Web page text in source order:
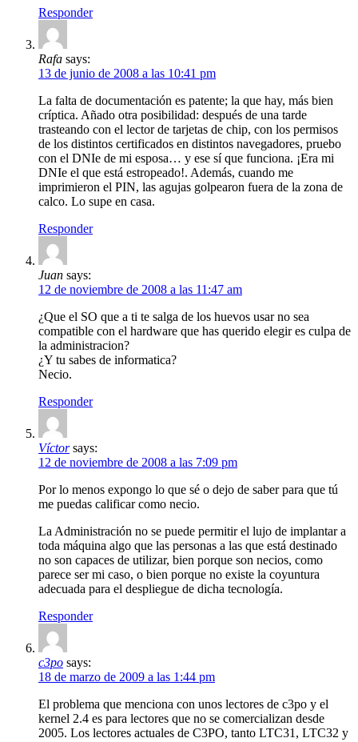
Responder
Rafa says:
13 de junio de 2008 a las 10:41 pm
La falta de documentación es patente; la que hay, más bien
críptica. Añado otra posibilidad: después de una tarde
trasteando con el lector de tarjetas de chip, con los permisos
de los distintos certificados en distintos navegadores, pruebo
con el DNIe de mi esposa… y ese sí que funciona. ¡Era mi
DNIe el que está estropeado!. Además, cuando me
imprimieron el PIN, las agujas golpearon fuera de la zona de
calco. Lo supe en casa.
Responder
Juan says:
12 de noviembre de 2008 a las 11:47 am
¿Que el SO que a ti te salga de los huevos usar no sea
compatible con el hardware que has querido elegir es culpa de
la administracion?
¿Y tu sabes de informatica?
Necio.
Responder
Víctor says:
12 de noviembre de 2008 a las 7:09 pm
Por lo menos expongo lo que sé o dejo de saber para que tú
me puedas calificar como necio.
La Administración no se puede permitir el lujo de implantar a
toda máquina algo que las personas a las que está destinado
no son capaces de utilizar, bien porque son necios, como
parece ser mi caso, o bien porque no existe la coyuntura
adecuada para el despliegue de dicha tecnología.
Responder
c3po says:
18 de marzo de 2009 a las 1:44 pm
El problema que menciona con unos lectores de c3po y el
kernel 2.4 es para lectores que no se comercializan desde
2005. Los lectores actuales de C3PO, tanto LTC31, LTC32 y